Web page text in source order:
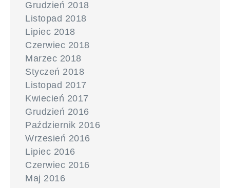
Grudzień 2018
Listopad 2018
Lipiec 2018
Czerwiec 2018
Marzec 2018
Styczeń 2018
Listopad 2017
Kwiecień 2017
Grudzień 2016
Październik 2016
Wrzesień 2016
Lipiec 2016
Czerwiec 2016
Maj 2016